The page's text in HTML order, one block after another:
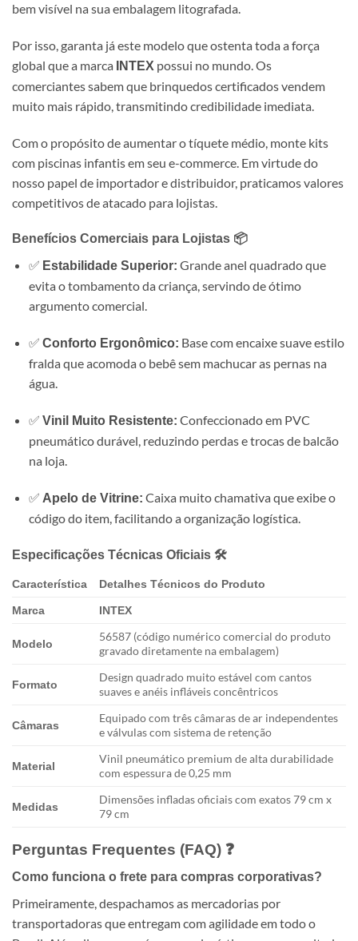
bem visível na sua embalagem litografada.
Por isso, garanta já este modelo que ostenta toda a força
global que a marca
INTEX possui no mundo. Os
comerciantes sabem que brinquedos certificados vendem
muito mais rápido, transmitindo credibilidade imediata.
Com o propósito de aumentar o tíquete médio, monte kits
com piscinas infantis em seu e-commerce. Em virtude do
nosso papel de importador e distribuidor, praticamos valores
competitivos de atacado para lojistas.
Benefícios Comerciais para Lojistas 📦
✅ Estabilidade Superior: Grande anel quadrado que
evita o tombamento da criança, servindo de ótimo
argumento comercial.
✅ Conforto Ergonômico: Base com encaixe suave estilo
fralda que acomoda o bebê sem machucar as pernas na
água.
✅ Vinil Muito Resistente: Confeccionado em PVC
pneumático durável, reduzindo perdas e trocas de balcão
na loja.
✅ Apelo de Vitrine: Caixa muito chamativa que exibe o
código do item, facilitando a organização logística.
Especificações Técnicas Oficiais 🛠️
Característica Detalhes Técnicos do Produto
Marca INTEX
Modelo
56587 (código numérico comercial do produto
gravado diretamente na embalagem)
Formato
Design quadrado muito estável com cantos
suaves e anéis infláveis concêntricos
Câmaras
Equipado com três câmaras de ar independentes
e válvulas com sistema de retenção
Material
Vinil pneumático premium de alta durabilidade
com espessura de 0,25 mm
Medidas
Dimensões infladas oficiais com exatos 79 cm x
79 cm
Perguntas Frequentes (FAQ) ❓
Como funciona o frete para compras corporativas?
Primeiramente, despachamos as mercadorias por
transportadoras que entregam com agilidade em todo o